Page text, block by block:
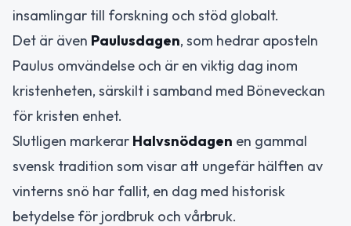
insamlingar till forskning och stöd globalt.
Det är även Paulusdagen, som hedrar aposteln
Paulus omvändelse och är en viktig dag inom
kristenheten, särskilt i samband med Böneveckan
för kristen enhet.
Slutligen markerar Halvsnödagen en gammal
svensk tradition som visar att ungefär hälften av
vinterns snö har fallit, en dag med historisk
betydelse för jordbruk och vårbruk.